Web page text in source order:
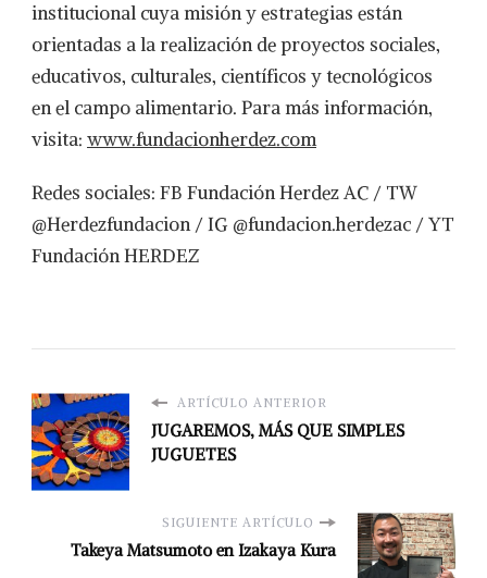
institucional cuya misión y estrategias están
orientadas a la realización de proyectos sociales,
educativos, culturales, científicos y tecnológicos
en el campo alimentario. Para más información,
visita: www.fundacionherdez.com
Redes sociales: FB Fundación Herdez AC / TW
@Herdezfundacion / IG @fundacion.herdezac / YT
Fundación HERDEZ
ARTÍCULO ANTERIOR
JUGAREMOS, MÁS QUE SIMPLES
JUGUETES
SIGUIENTE ARTÍCULO
Takeya Matsumoto en Izakaya Kura